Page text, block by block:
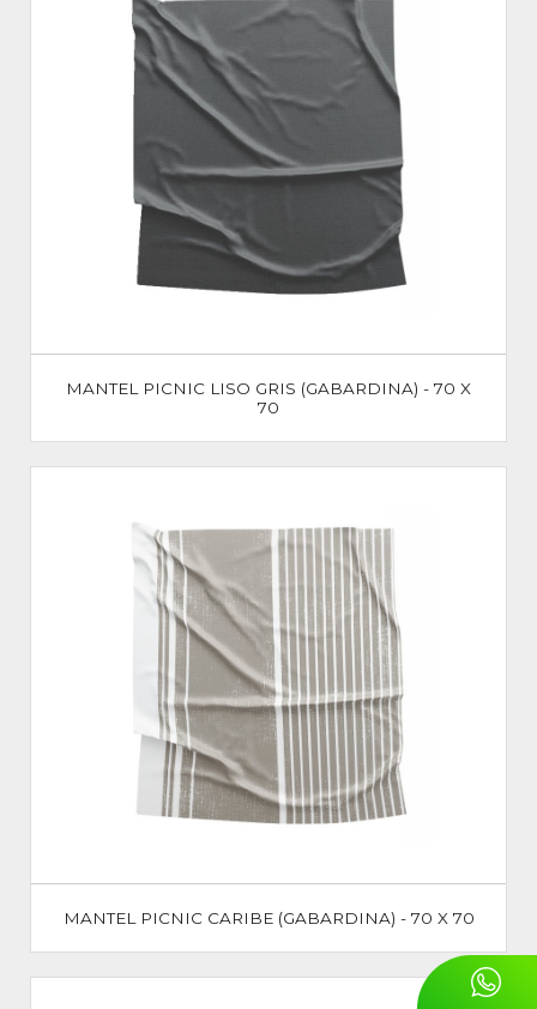
MANTEL PICNIC LISO GRIS (GABARDINA) - 70 X
70
MANTEL PICNIC CARIBE (GABARDINA) - 70 X 70